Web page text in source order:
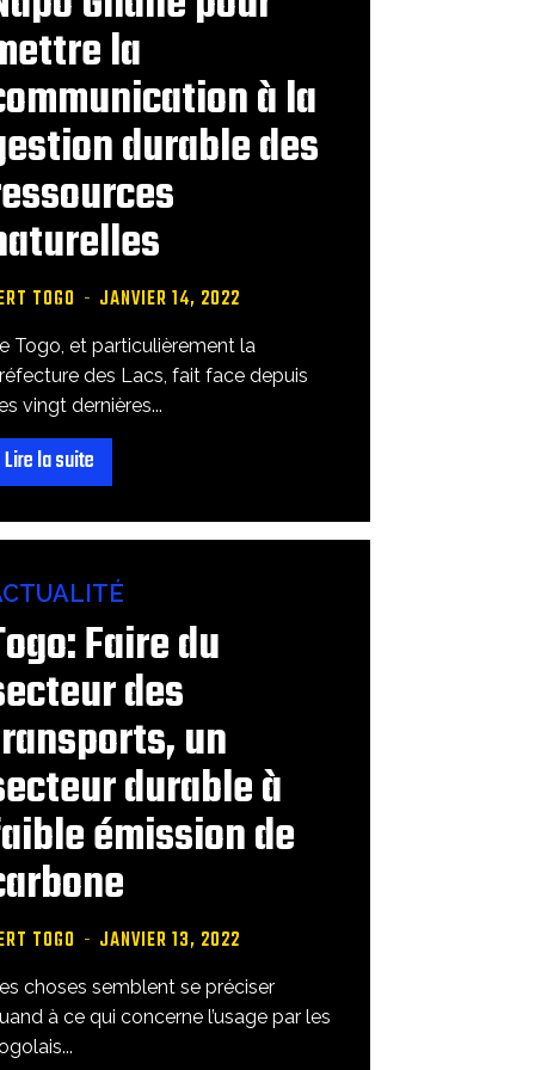
la
à la
durable des
TOGO - JANVIER 14, 2022
Togo, et particulièrement la
des Lacs, fait face depuis
vingt dernières...
Lire la suite
Faire du
des
un
durable à
émission de
TOGO - JANVIER 13, 2022
choses semblent se préciser
à ce qui concerne l’usage par les